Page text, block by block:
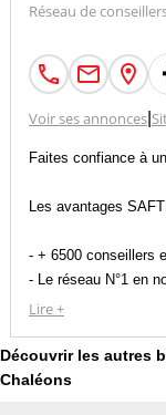
Réseau de
Voir ses annonces|
Faites confiance à
Les avantages
- + 6500 conseillers
- Le réseau N°1 en
- Des outils
Nos conseillers
interlocuteurs
Lire +
Découvrir les autres
Chaléons